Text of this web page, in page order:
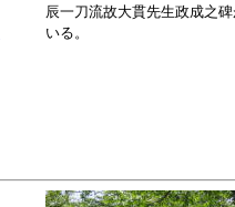
辰一刀流故大貫先生政成之
いる。